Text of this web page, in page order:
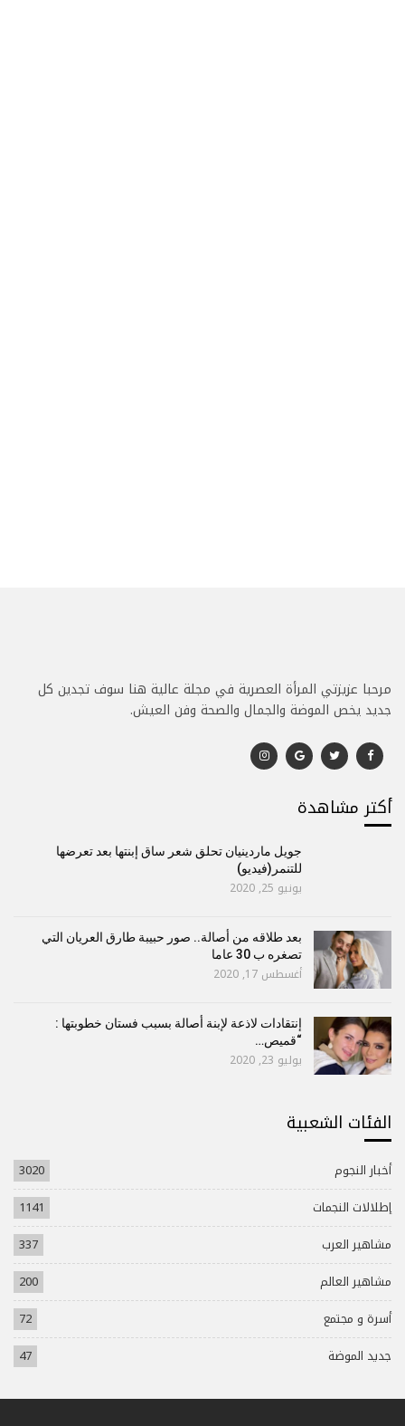
مرحبا عزيزتي المرأة العصرية في مجلة عالية هنا سوف تجدين كل
جديد يخص الموضة والجمال والصحة وفن العيش.
أكتر مشاهدة
جويل ماردينيان تحلق شعر ساق إبنتها بعد تعرضها
للتنمر(فيديو)
يونيو 25, 2020
بعد طلاقه من أصالة.. صور حبيبة طارق العريان التي
تصغره ب 30 عاما
أغسطس 17, 2020
إنتقادات لاذعة لإبنة أصالة بسبب فستان خطوبتها :
“قميص…
يوليو 23, 2020
الفئات الشعبية
أخبار النجوم
3020
إطلالات النجمات
1141
مشاهير العرب
337
مشاهير العالم
200
أسرة و مجتمع
72
جديد الموضة
47